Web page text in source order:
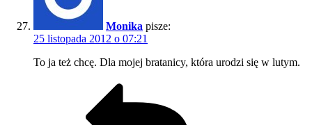
Monika pisze:
25 listopada 2012 o 07:21
To ja też chcę. Dla mojej bratanicy, która urodzi się w lutym.